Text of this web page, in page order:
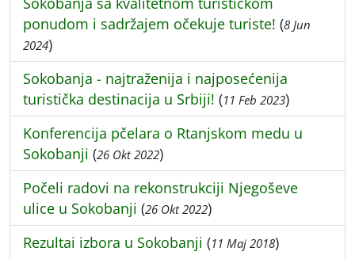
ponudom i sadržajem očekuje turiste! (8 Jun
2024)
Sokobanja - najtraženija i najposećenija
turistička destinacija u Srbiji! (11 Feb 2023)
Konferencija pčelara o Rtanjskom medu u
Sokobanji (26 Okt 2022)
Počeli radovi na rekonstrukciji Njegoševe
ulice u Sokobanji (26 Okt 2022)
Rezultai izbora u Sokobanji (11 Maj 2018)